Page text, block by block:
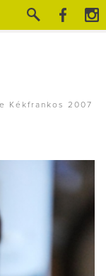
Kékfrankos 2007